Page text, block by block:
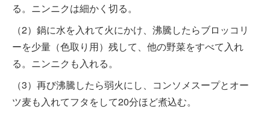
る。ニンニクは細かく切る。
（2）鍋に水を入れて火にかけ、沸騰したらブロッコリ
ーを少量（色取り用）残して、他の野菜をすべて入れ
る。ニンニクも入れる。
（3）再び沸騰したら弱火にし、コンソメスープとオー
ツ麦も入れてフタをして20分ほど煮込む。